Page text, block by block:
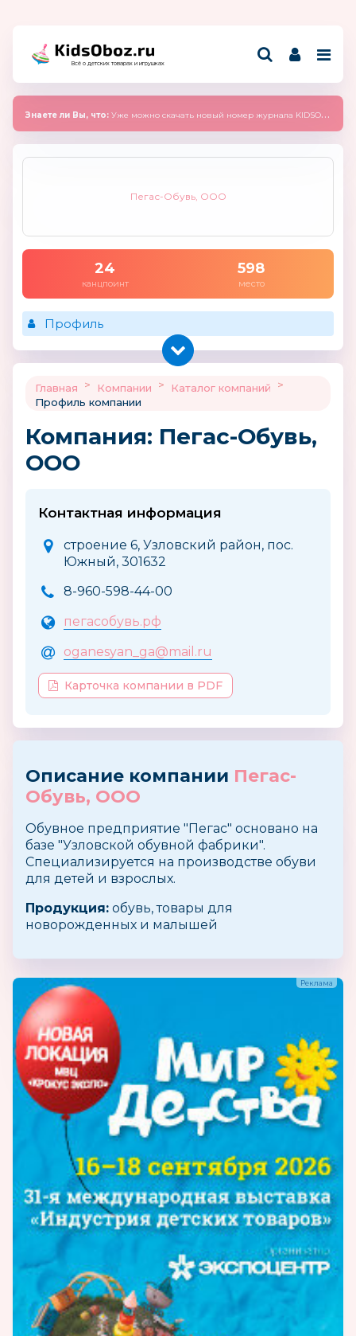
Всё о детских товарах и игрушках
Знаете ли Вы, что: Уже можно скачать новый номер журнала KIDSOBOZ 2025 (сентябрь)
Пегас-Обувь, ООО
24
канцпоинт
598
место
Профиль
Главная > Компании > Каталог компаний
>
Профиль компании
Компания: Пегас-Обувь,
ООО
Контактная информация
строение 6, Узловский район, пос.
Южный, 301632
8-960-598-44-00
пегасобувь.рф
oganesyan_ga@mail.ru
Карточка компании в PDF
Описание компании Пегас-
Обувь, ООО
Обувное предприятие "Пегас" основано на
базе "Узловской обувной фабрики".
Специализируется на производстве обуви
для детей и взрослых.
Продукция: обувь, товары для
новорожденных и малышей